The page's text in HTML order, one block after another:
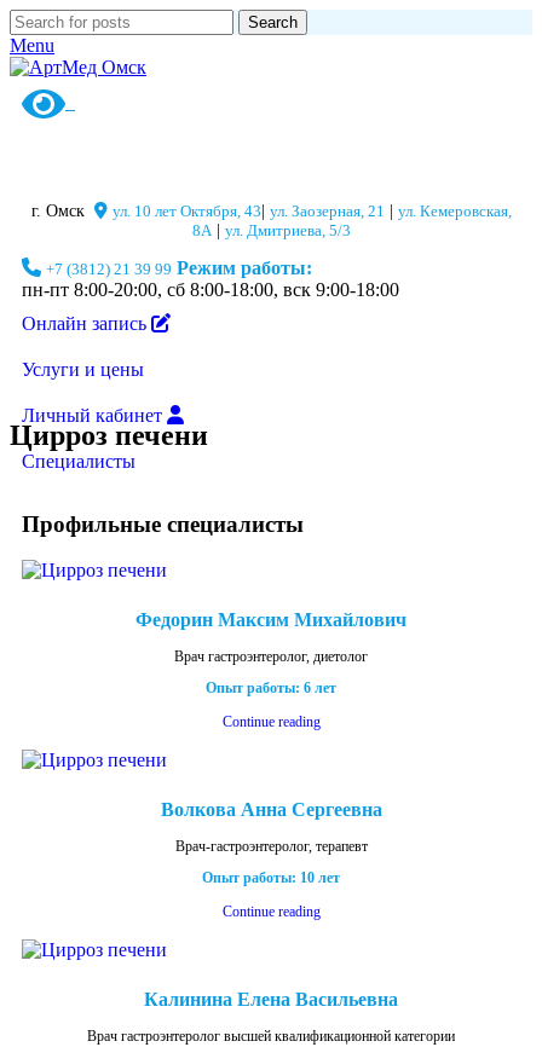
Search
Menu
г. Омск ул. 10 лет Октября, 43 ул. Заозерная, 21
ул. Кемеровская,
8А| ул. Дмитриева, 5/3
+7 (3812) 21 39 99 Режим работы:
пн-пт 8:00-20:00, сб 8:00-18:00, вск 9:00-18:00
Онлайн запись
Услуги и цены
Личный кабинет
Специалисты
Цирроз печени
Профильные специалисты
Федорин Максим Михайлович
Врач гастроэнтеролог, диетолог
Опыт работы: 6 лет
Continue reading
Волкова Анна Сергеевна
Врач-гастроэнтеролог, терапевт
Опыт работы: 10 лет
Continue reading
Калинина Елена Васильевна
Врач гастроэнтеролог высшей квалификационной категории